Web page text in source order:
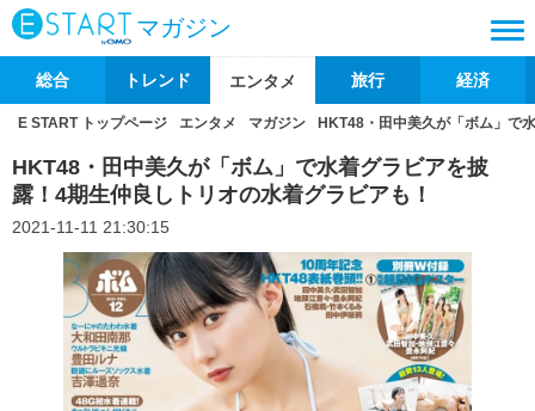
マガジン
総合 トレンド エンタメ 旅行 経済
E START トップページ エンタメ マガジン HKT48・田中美久が「ボム」で
HKT48・田中美久が「ボム」で水着グラビアを披
露！4期生仲良しトリオの水着グラビアも！
2021-11-11 21:30:15